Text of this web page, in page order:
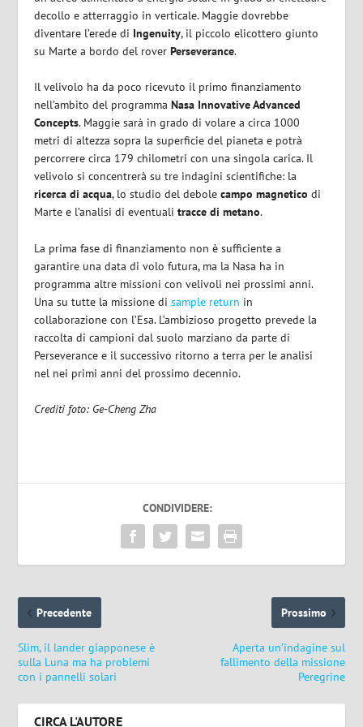
decollo e atterraggio in verticale. Maggie dovrebbe
diventare l’erede di Ingenuity, il piccolo elicottero giunto
su Marte a bordo del roverPerseverance.
Il velivolo ha da poco ricevuto il primo finanziamento
nell’ambito del programmaNasa Innovative Advanced
Concepts. Maggie sarà in grado di volare a circa 1000
metri di altezza sopra la superficie del pianeta e potrà
percorrere circa 179 chilometri con una singola carica. Il
velivolo si concentrerà su tre indagini scientifiche: la
ricerca di acqua, lo studio del debole campo magnetico di
Marte e l’analisi di eventualitracce di metano.
La prima fase di finanziamento non è sufficiente a
garantire una data di volo futura, ma la Nasa ha in
programma altre missioni con velivoli nei prossimi anni.
Una su tutte la missione di sample return in
collaborazione con l’Esa. L’ambizioso progetto prevede la
raccolta di campioni dal suolo marziano da parte di
Perseverance e il successivo ritorno a terra per le analisi
nel nei primi anni del prossimo decennio.
Crediti foto: Ge-Cheng Zha
CONDIVIDERE:
Precedente
Slim, il lander giapponese è
sulla Luna ma ha problemi
con i pannelli solari
Prossimo
Aperta un’indagine sul
fallimento della missione
Peregrine
CIRCA L'AUTORE